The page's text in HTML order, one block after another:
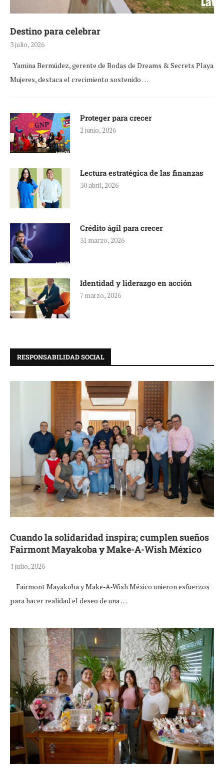
Destino para celebrar
3 julio, 2026
Yamina Bermúdez, gerente de Bodas de Dreams & Secrets Playa
Mujeres, destaca el crecimiento sostenido …
Proteger para crecer
2 junio, 2026
Lectura estratégica de las finanzas
30 abril, 2026
Crédito ágil para crecer
31 marzo, 2026
Identidad y liderazgo en acción
7 marzo, 2026
RESPONSABILIDAD SOCIAL
Cuando la solidaridad inspira; cumplen sueños
Fairmont Mayakoba y Make-A-Wish México
1 julio, 2026
Fairmont Mayakoba y Make-A-Wish México unieron esfuerzos
para hacer realidad el deseo de una …